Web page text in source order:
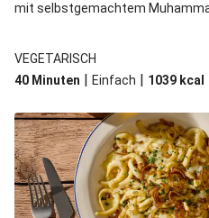
mit selbstgemachtem
VEGETARISCH
40 Minuten | Einfach | 1039 kcal